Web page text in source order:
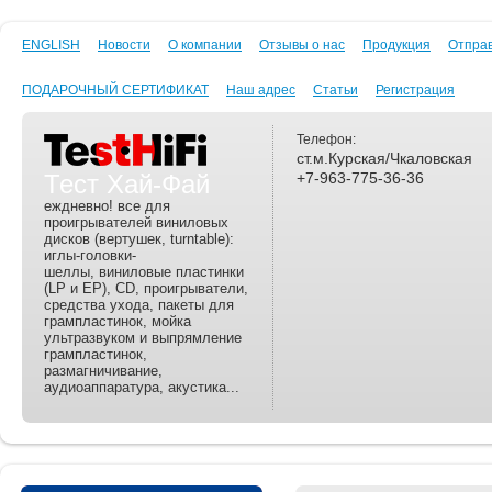
ENGLISH Новости О компании Отзывы о нас Продукция
ПОДАРОЧНЫЙ СЕРТИФИКАТ Наш адрес Статьи Регистрация
Тест Хай-Фай
еждневно! все для
проигрывателей виниловых
дисков (вертушек, turntable):
иглы-головки-
шеллы, виниловые пластинки
(LP и EP), CD, проигрыватели,
средства ухода, пакеты для
грампластинок, мойка
ультразвуком и выпрямление
грампластинок,
размагничивание,
аудиоаппаратура, акустика...
Телефон:
ст.м.Курская/Чкаловская
+7-963-775-36-36